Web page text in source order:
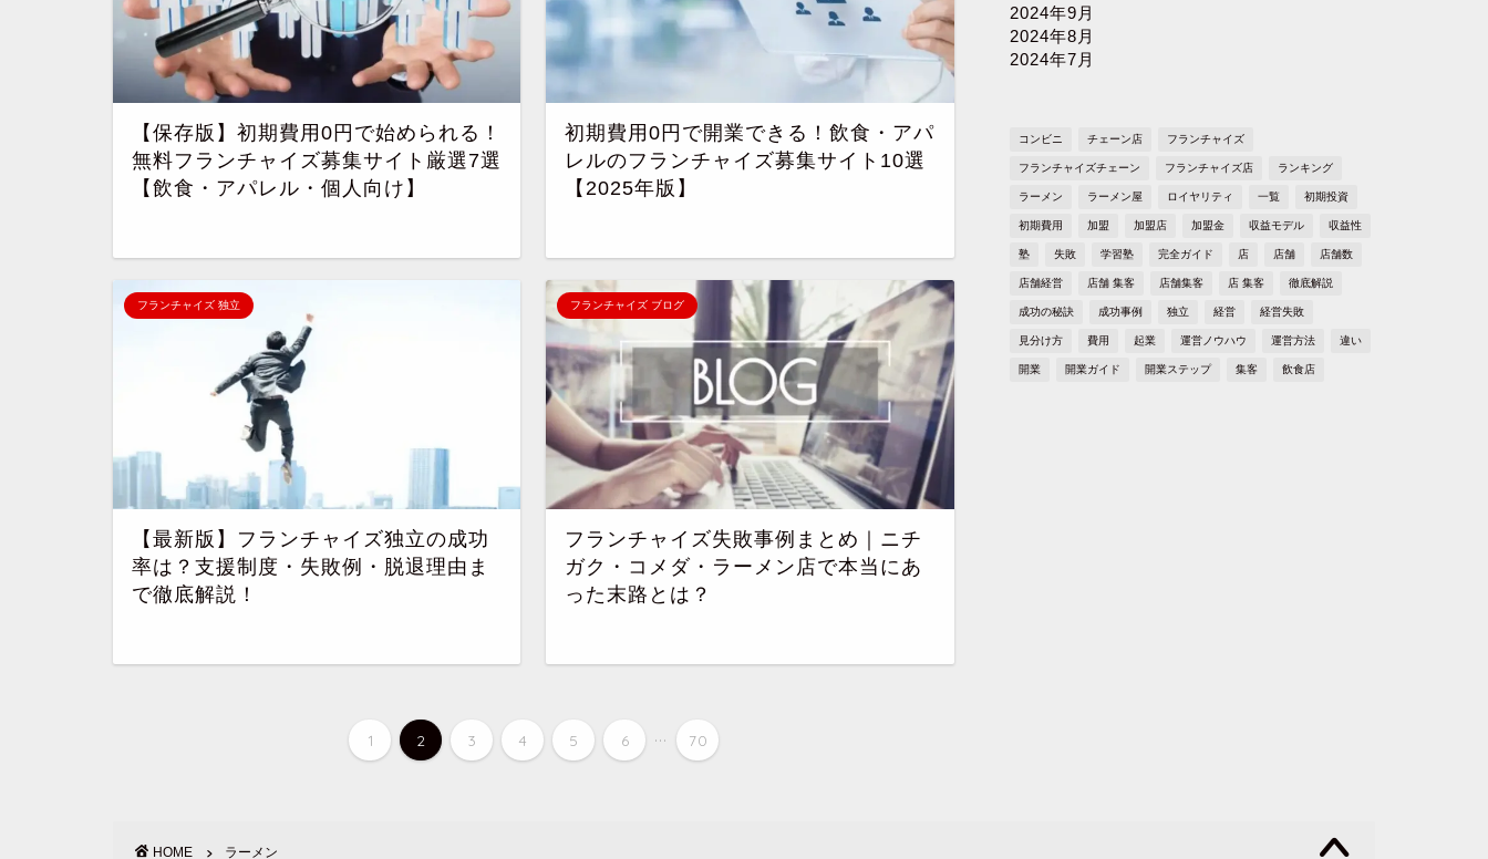
【保存版】初期費用0円で始められる！
無料フランチャイズ募集サイト厳選7選
【飲食・アパレル・個人向け】
初期費用0円で開業できる！飲食・アパ
レルのフランチャイズ募集サイト10選
【2025年版】
フランチャイズ 独立
【最新版】フランチャイズ独立の成功
率は？支援制度・失敗例・脱退理由ま
で徹底解説！
フランチャイズ ブログ
フランチャイズ失敗事例まとめ｜ニチ
ガク・コメダ・ラーメン店で本当にあ
った末路とは？
1 2 3 4 5 6 ... 70
2024年9月
2024年8月
2024年7月
コンビニ チェーン店 フランチャイズ
フランチャイズチェーン フランチャイズ店 ランキング
ラーメン ラーメン屋 ロイヤリティ 一覧 初期投資
初期費用 加盟 加盟店 加盟金 収益モデル 収益性
塾 失敗 学習塾 完全ガイド 店 店舗 店舗数
店舗経営 店舗 集客 店舗集客 店 集客 徹底解説
成功の秘訣 成功事例 独立 経営 経営失敗
見分け方 費用 起業 運営ノウハウ 運営方法 違い
開業 開業ガイド 開業ステップ 集客 飲食店
HOME ラーメン